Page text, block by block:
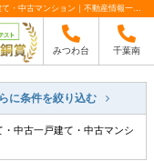
ローン返済額 5万円台 新築マンション・新築一戸建て・中古一戸建て・中古マンション｜不動産情報一覧｜千葉全域の不動産はアフィオへ
みつわ台 千葉南
に条件を絞り込む
中古一戸建て・中古マンシ